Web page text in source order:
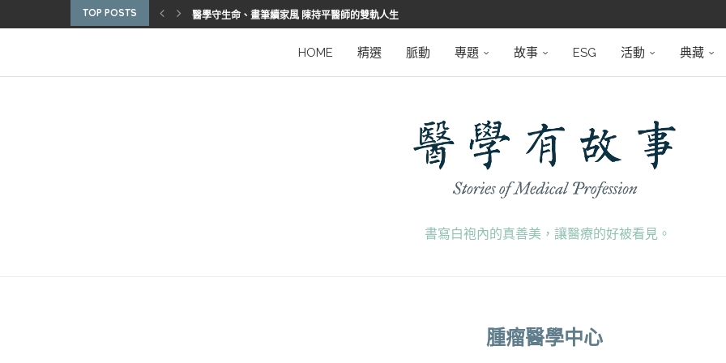
TOP POSTS 醫學守生命、畫筆續家風 陳持平醫師的雙軌人生
2025優秀護理人員表揚 看見疫後醫護堅韌
從臨床到國際舞台 江秉穎醫師的睡眠醫學之路
陳曾基院長：從紅榜少年到偏鄉醫院守望者
臺灣腦健康協會學術研討會 腦疾權威重磅登場
HOME 精選 脈動 專題 故事 ESG 活動 典藏
書寫白袍內的真善美，讓醫療的好被看見。
腫瘤醫學中心